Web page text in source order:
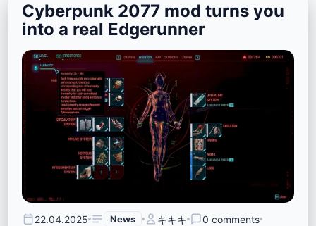
Cyberpunk 2077 mod turns you
into a real Edgerunner
22.04.2025 News キキキ
0 comments